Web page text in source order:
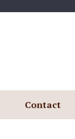
Contact